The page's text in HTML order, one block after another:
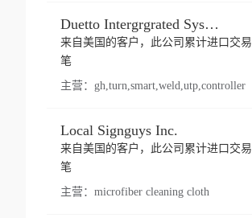
Duetto Intergrgrated Systems Inc.
来自美国的客户，此公司累计进口交易
笔
主营： gh,turn,smart,weld,utp,controller
Local Signguys Inc.
来自美国的客户，此公司累计进口交易
笔
主营： microfiber cleaning cloth